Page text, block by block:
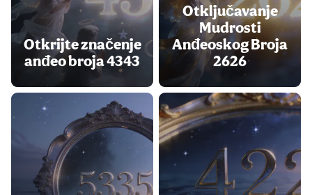
Otkrijte značenje
anđeo broja 4343
Otključavanje
Mudrosti
Anđeoskog Broja
2626